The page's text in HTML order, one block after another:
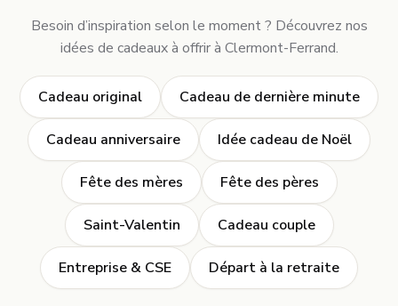
Besoin d’inspiration selon le moment ? Découvrez nos
idées de cadeaux à offrir à Clermont-Ferrand.
Cadeau original Cadeau de dernière minute
Cadeau anniversaire Idée cadeau de Noël
Fête des mères Fête des pères
Saint-Valentin Cadeau couple
Entreprise & CSE Départ à la retraite